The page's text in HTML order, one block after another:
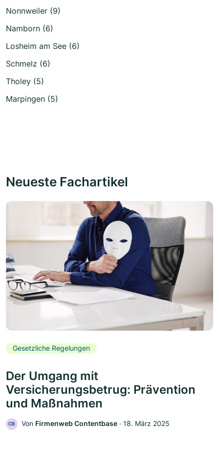
Nonnweiler (9)
Namborn (6)
Losheim am See (6)
Schmelz (6)
Tholey (5)
Marpingen (5)
Neueste Fachartikel
Gesetzliche Regelungen
Der Umgang mit
Versicherungsbetrug: Prävention
und Maßnahmen
CB Von Firmenweb Contentbase ‧ 18. März 2025